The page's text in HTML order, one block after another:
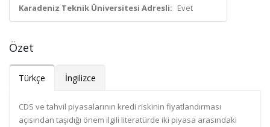
Karadeniz Teknik Üniversitesi Adresli: Evet
Özet
Türkçe İngilizce
CDS ve tahvil piyasalarının kredi riskinin fiyatlandırması
açısından taşıdığı önem ilgili literatürde iki piyasa arasındaki